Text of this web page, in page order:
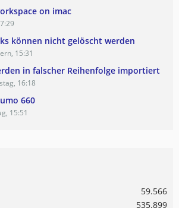
on imac
können nicht gelöscht werden
15:31
in falscher Reihenfolge importiert
16:18
660
15:51
59.566
535.899